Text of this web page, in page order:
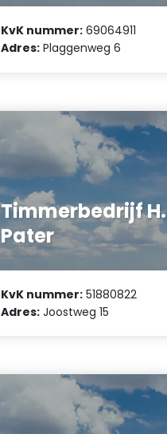
KvK nummer: 69064911
Adres: Plaggenweg 6
Timmerbedrijf H.
Pater
KvK nummer: 51880822
Adres: Joostweg 15